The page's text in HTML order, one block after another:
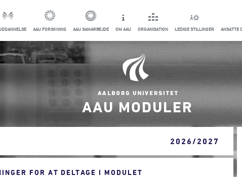
AAU FORSKNING AAU SAMARBEJDE OM AAU ORGANISATION LEDIGE STILLINGER ANSATTE
AAU MODULER
2026/2027
FOR AT DELTAGE I MODULET